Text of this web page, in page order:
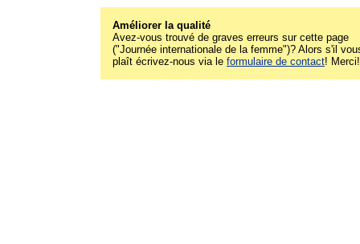
Améliorer la qualité
Avez-vous trouvé de graves erreurs sur cette page
("Journée internationale de la femme")? Alors s'il
plaît écrivez-nous via le formulaire de contact! Merci!